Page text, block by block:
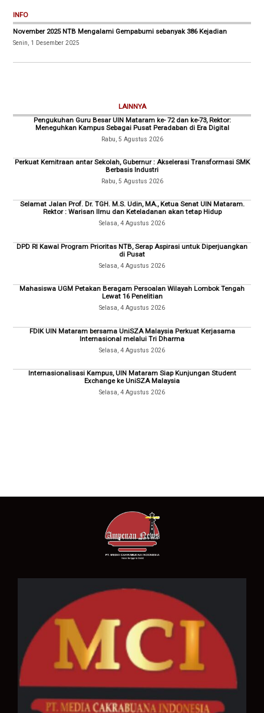
INFO
November 2025 NTB Mengalami Gempabumi sebanyak 386 Kejadian
Senin, 1 Desember 2025
LAINNYA
Pengukuhan Guru Besar UIN Mataram ke- 72 dan ke-73, Rektor:
Meneguhkan Kampus Sebagai Pusat Peradaban di Era Digital
Rabu, 5 Agustus 2026
Perkuat Kemitraan antar Sekolah, Gubernur : Akselerasi Transformasi SMK
Berbasis Industri
Rabu, 5 Agustus 2026
Selamat Jalan Prof. Dr. TGH. M.S. Udin, MA., Ketua Senat UIN Mataram.
Rektor : Warisan Ilmu dan Keteladanan akan tetap Hidup
Selasa, 4 Agustus 2026
DPD RI Kawal Program Prioritas NTB, Serap Aspirasi untuk Diperjuangkan
di Pusat
Selasa, 4 Agustus 2026
Mahasiswa UGM Petakan Beragam Persoalan Wilayah Lombok Tengah
Lewat 16 Penelitian
Selasa, 4 Agustus 2026
FDIK UIN Mataram bersama UniSZA Malaysia Perkuat Kerjasama
Internasional melalui Tri Dharma
Selasa, 4 Agustus 2026
Internasionalisasi Kampus, UIN Mataram Siap Kunjungan Student
Exchange ke UniSZA Malaysia
Selasa, 4 Agustus 2026